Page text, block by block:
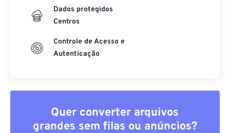
Dados protegidos
Centros
Controle de Acesso e
Autenticação
Quer converter arquivos
grandes sem filas ou anúncios?